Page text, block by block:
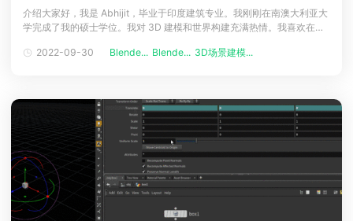
介绍大家好，我是 Abhijit，毕业于印度建筑专业。我刚刚在南澳大利亚大
学完成了我的硕士学位。我对 3D 建模和世界构建充满热情。我喜欢在我
为它是一款免费的一体化软件，本文要分享的是作者在Blender中制作宇
2022-09-30 Blende... Blende... 3D场景建模...